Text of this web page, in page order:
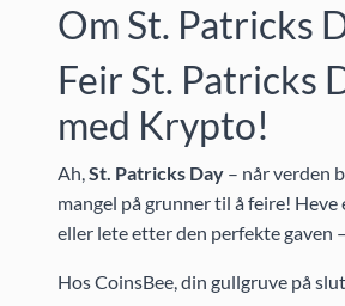
Om St. Patricks
Feir St. Patricks
med Krypto!
Ah,St. Patricks Day – når verden
mangel på grunner til å feire!
eller lete etter den perfekte gaven
Hos CoinsBee, din gullgruve på